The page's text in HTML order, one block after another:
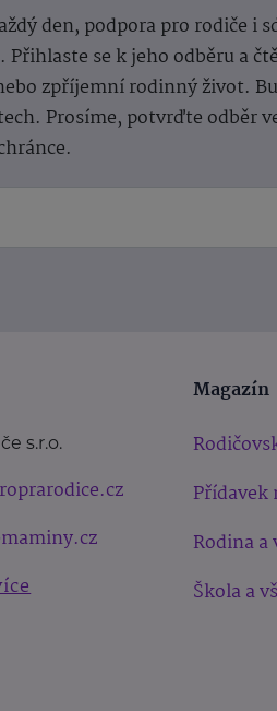
den, podpora pro rodiče i
se k jeho odběru a
zpříjemní rodinný život.
Prosíme, potvrďte odběr
s.r.o.
Magazín
Přídavek
Rodina a
Škola a